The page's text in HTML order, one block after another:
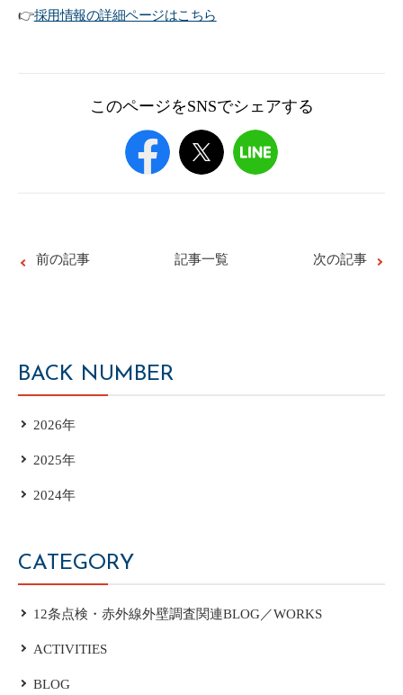
👉採用情報の詳細ページはこちら
このページをSNSでシェアする
前の記事 記事一覧 次の記事
BACK NUMBER
2026年
2025年
2024年
CATEGORY
12条点検・赤外線外壁調査関連BLOG／WORKS
ACTIVITIES
BLOG